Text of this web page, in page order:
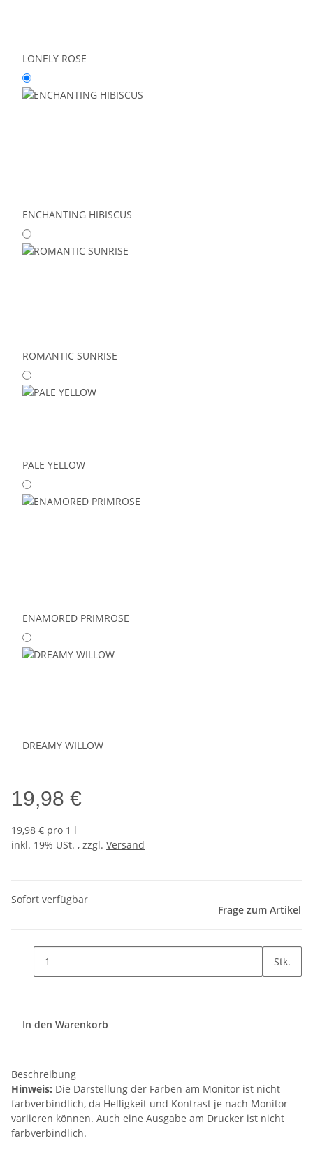
LONELY ROSE
ENCHANTING HIBISCUS
ROMANTIC SUNRISE
PALE YELLOW
ENAMORED PRIMROSE
DREAMY WILLOW
19,98 €
19,98 € pro 1 l
inkl. 19% USt. , zzgl. Versand
Sofort verfügbar
Frage zum Artikel
Stk.
In den Warenkorb
Beschreibung
Hinweis: Die Darstellung der Farben am Monitor ist nicht
farbverbindlich, da Helligkeit und Kontrast je nach Monitor
variieren können. Auch eine Ausgabe am Drucker ist nicht
farbverbindlich.